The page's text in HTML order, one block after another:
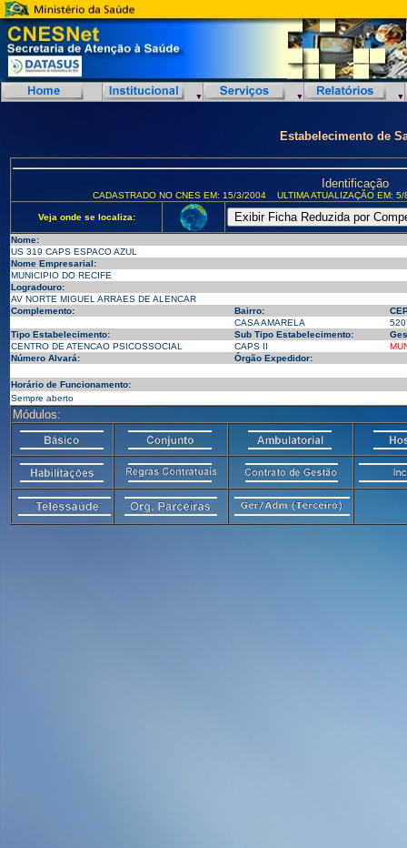
Estabelecimento de
Identificação
CADASTRADO NO CNES EM: 15/3/2004 ULTIMA ATUALIZAÇÃO EM:
Veja onde se localiza:
Nome:
US 319 CAPS ESPACO AZUL
Nome Empresarial:
MUNICIPIO DO RECIFE
Logradouro:
AV NORTE MIGUEL ARRAES DE ALENCAR
Complemento:
Bairro:
CASA AMARELA
Tipo Estabelecimento:
Sub Tipo Estabelecimento:
CENTRO DE ATENCAO PSICOSSOCIAL
CAPS II
Número Alvará:
Órgão Expedidor:
Horário de Funcionamento:
Sempre aberto
Módulos: